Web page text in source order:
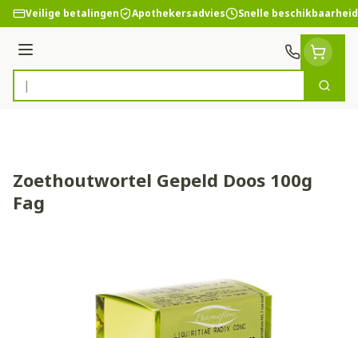
Ga naar de inhoud
Veilige betalingen Apothekersadvies Snelle beschikbaarheid
Menu
Product, merk, categorie...
Zoek
Zoethoutwortel Gepeld Doos 100g
Fag